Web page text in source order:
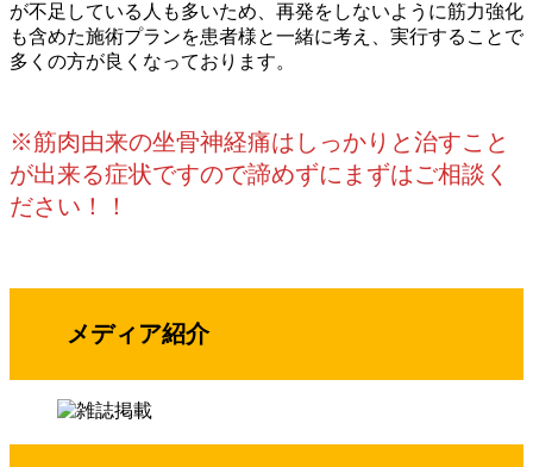
が不足している人も多いため、再発をしないように筋力強化
も含めた施術プランを患者様と一緒に考え、実行することで
多くの方が良くなっております。
※筋肉由来の坐骨神経痛はしっかりと治すこと
が出来る症状ですので諦めずにまずはご相談く
ださい！！
メディア紹介